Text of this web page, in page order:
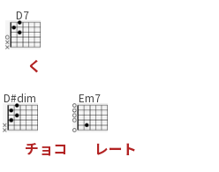
D7
く
D#dim
チョ コ
Em7
レー ト